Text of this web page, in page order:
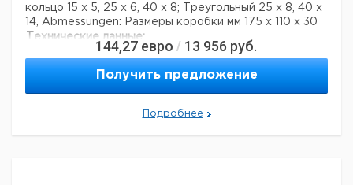
кольцо 15 x 5, 25 x 6, 40 x 8; Треугольный 25 x 8, 40 x
14, Abmessungen: Размеры коробки мм 175 x 110 x 30
Технические данные:
PTFE
Вес нетто:
207 г
треугольный
144,27 евро / 13 956 руб.
Получить предложение
Подробнее